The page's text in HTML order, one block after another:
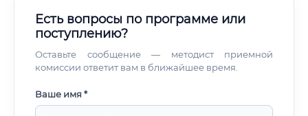
Есть вопросы по программе или
поступлению?
Оставьте сообщение — методист приемной
комиссии ответит вам в ближайшее время.
Ваше имя *